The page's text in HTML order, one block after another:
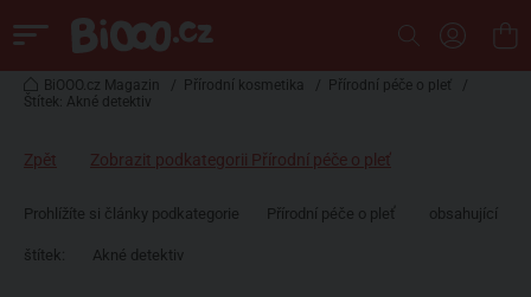
BiOOO.cz Magazin / Přírodní kosmetika / Přírodní péče o pleť
/
Štítek: Akné detektiv
Zpět Zobrazit podkategorii Přírodní péče o pleť
Prohlížíte si články podkategorie Přírodní péče o pleť obsahující
štítek: Akné detektiv